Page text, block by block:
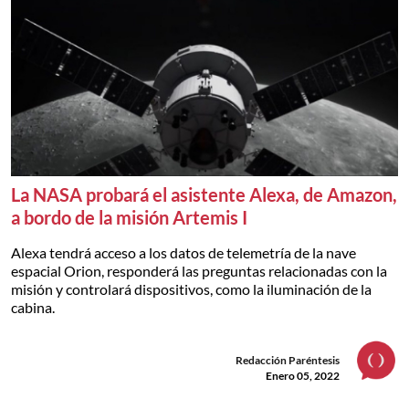
La NASA probará el asistente Alexa, de Amazon,
a bordo de la misión Artemis I
Alexa tendrá acceso a los datos de telemetría de la nave
espacial Orion, responderá las preguntas relacionadas con la
misión y controlará dispositivos, como la iluminación de la
cabina.
Redacción Paréntesis
Enero 05, 2022